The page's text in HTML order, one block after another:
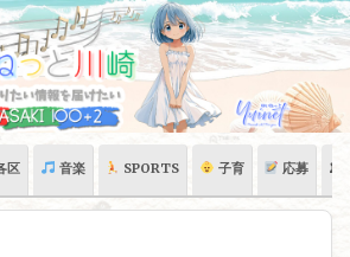
区 音楽 SPORTS 子育 応募 🏛